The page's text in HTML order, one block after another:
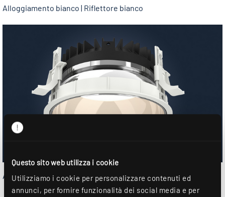
Questo sito web utilizza i cookie
Utilizziamo i cookie per personalizzare contenuti ed
annunci, per fornire funzionalità dei social media e per
Alloggiamento bianco | Riflettore bianco
Alloggiamento bianco | Riflettore lucido